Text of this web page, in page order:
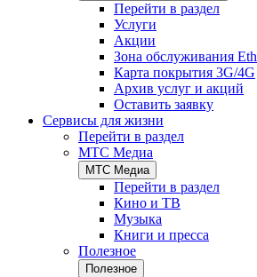
Перейти в раздел
Услуги
Акции
Зона обслуживания
Карта покрытия 3G/4G
Архив услуг и акций
Оставить заявку
Сервисы для жизни
Перейти в раздел
МТС Медиа
МТС Медиа
Перейти в раздел
Кино и ТВ
Музыка
Книги и пресса
Полезное
Полезное